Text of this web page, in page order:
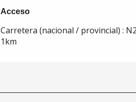
Acceso
Acceso
Carretera (nacional / provincial) :
1km